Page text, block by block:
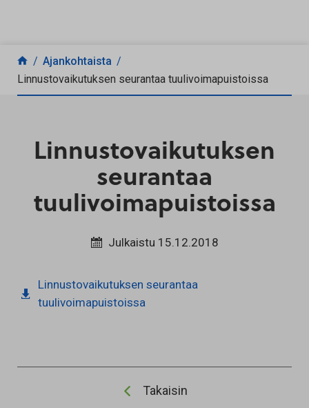
Siirry sisältöön
Ajankohtaista
Linnustovaikutuksen seurantaa tuulivoimapuistoissa
Linnustovaikutuksen
seurantaa
tuulivoimapuistoissa
Julkaistu 15.12.2018
Linnustovaikutuksen seurantaa
tuulivoimapuistoissa
Takaisin